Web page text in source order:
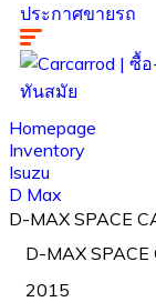
ประกาศขายรถ
Homepage
Inventory
Isuzu
D Max
D-MAX SPACE
D-MAX
2015